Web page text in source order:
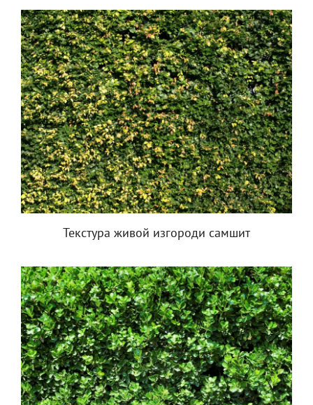
Текстура живой изгороди самшит